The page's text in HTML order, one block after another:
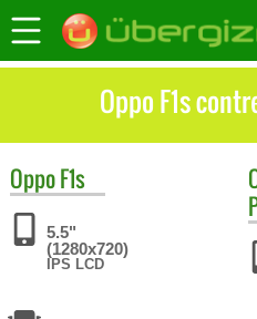
Oppo F1s
OppoF1s
5.5"
(1280x720)
IPS LCD